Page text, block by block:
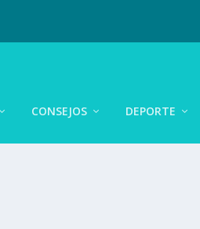
CONSEJOS DEPORTE